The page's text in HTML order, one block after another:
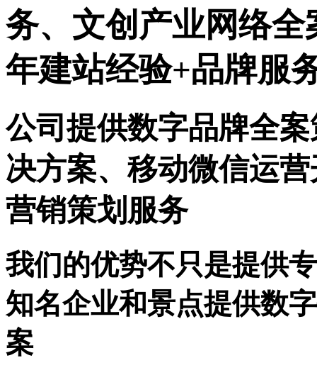
务、文创产业网络
年建站经验+品牌服
公司提供数字品牌全
决方案、移动微信运
营销策划服务
我们的优势不只是提供
知名企业和景点提供数
案